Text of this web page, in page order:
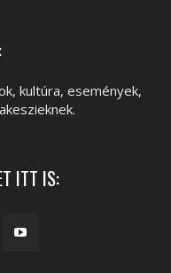
kultúra, események,
ITT IS: